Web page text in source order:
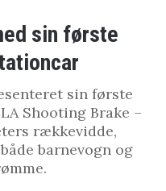
sin første
sin første
Shooting Brake –
rækkevidde,
barnevogn og